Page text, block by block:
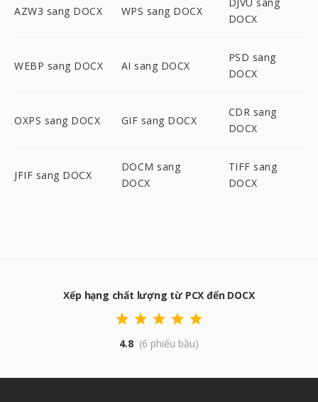
AZW3 sang DOCX WPS sang DOCX
DOCX
WEBP sang DOCX AI sang DOCX
PSD sang
DOCX
OXPS sang DOCX GIF sang DOCX
CDR sang
DOCX
JFIF sang DOCX
DOCM sang
DOCX
TIFF sang
DOCX
Xếp hạng chất lượng từ PCX đến DOCX
4.8 (6 phiếu bầu)